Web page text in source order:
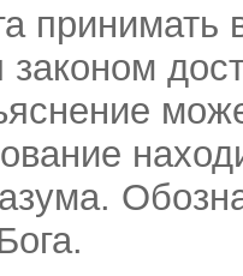
принимать
законом